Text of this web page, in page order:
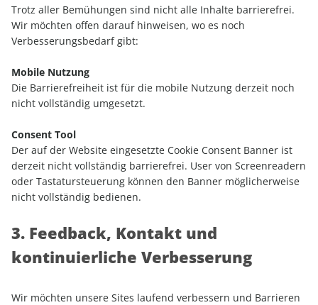
Trotz aller Bemühungen sind nicht alle Inhalte barrierefrei.
Wir möchten offen darauf hinweisen, wo es noch
Verbesserungsbedarf gibt:
Mobile Nutzung
Die Barrierefreiheit ist für die mobile Nutzung derzeit noch
nicht vollständig umgesetzt.
Consent Tool
Der auf der Website eingesetzte Cookie Consent Banner ist
derzeit nicht vollständig barrierefrei. User von Screenreadern
oder Tastatursteuerung können den Banner möglicherweise
nicht vollständig bedienen.
3. Feedback, Kontakt und
kontinuierliche Verbesserung
Wir möchten unsere Sites laufend verbessern und Barrieren